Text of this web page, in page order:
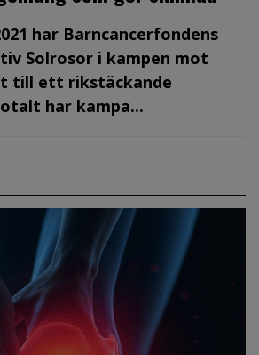
har Barncancerfondens
Solrosor i kampen mot
till ett rikstäckande
har kampa...